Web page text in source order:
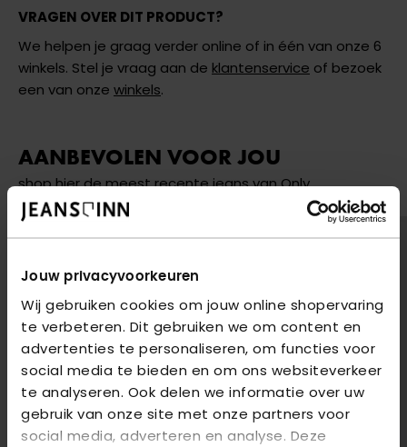
Jouw privacyvoorkeuren
Wij gebruiken cookies om jouw online shopervaring
te verbeteren. Dit gebruiken we om content en
advertenties te personaliseren, om functies voor
social media te bieden en om ons websiteverkeer
te analyseren. Ook delen we informatie over uw
gebruik van onze site met onze partners voor
social media, adverteren en analyse. Deze
VRAGEN OVER DIT PRODUCT?
We helpen je graag verder online of in één van onze 6
winkels. Stel je vraag aan de klantenservice of bezoek
een van onze winkels.
AANBEVOLEN VOOR JOU
shop hier de meest recente jeans van Only
2 voor€85